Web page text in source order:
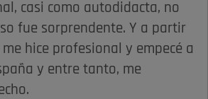
casi como autodidacta, no
fue sorprendente. Y a partir
hice profesional y empecé a
y entre tanto, me